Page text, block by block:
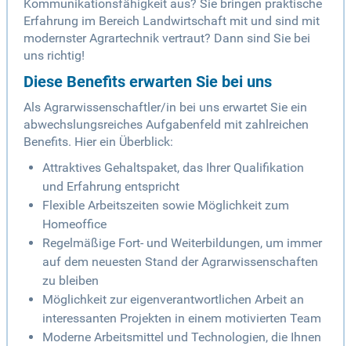
Kommunikationsfähigkeit aus? Sie bringen praktische
Erfahrung im Bereich Landwirtschaft mit und sind mit
modernster Agrartechnik vertraut? Dann sind Sie bei
uns richtig!
Diese Benefits erwarten Sie bei uns
Als Agrarwissenschaftler/in bei uns erwartet Sie ein
abwechslungsreiches Aufgabenfeld mit zahlreichen
Benefits. Hier ein Überblick:
Attraktives Gehaltspaket, das Ihrer Qualifikation
und Erfahrung entspricht
Flexible Arbeitszeiten sowie Möglichkeit zum
Homeoffice
Regelmäßige Fort- und Weiterbildungen, um immer
auf dem neuesten Stand der Agrarwissenschaften
zu bleiben
Möglichkeit zur eigenverantwortlichen Arbeit an
interessanten Projekten in einem motivierten Team
Moderne Arbeitsmittel und Technologien, die Ihnen